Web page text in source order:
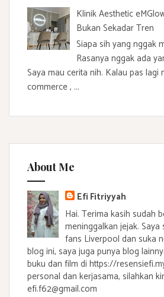
Klinik Aesthetic
Bukan Sekadar Tren
Siapa sih yang nggak
Rasanya nggak ada
Saya mau cerita nih. Kalau pas lagi
commerce , ...
About Me
Efi Fitriyyah
Hai. Terima kasih sudah
meninggalkan jejak.
fans Liverpool dan suka
blog ini, saya juga punya blog
buku dan film di https://
personal dan kerjasama, silahkan
efi.f62@gmail.com